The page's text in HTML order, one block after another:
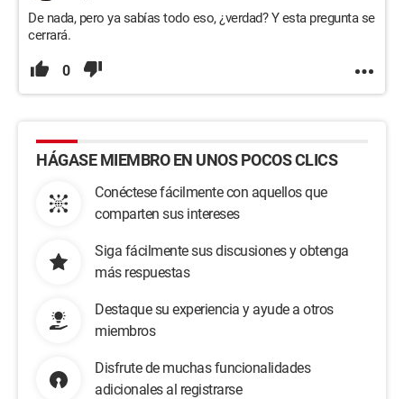
De nada, pero ya sabías todo eso, ¿verdad? Y esta pregunta se
cerrará.
0
HÁGASE MIEMBRO EN UNOS POCOS CLICS
Conéctese fácilmente con aquellos que
comparten sus intereses
Siga fácilmente sus discusiones y obtenga
más respuestas
Destaque su experiencia y ayude a otros
miembros
Disfrute de muchas funcionalidades
adicionales al registrarse